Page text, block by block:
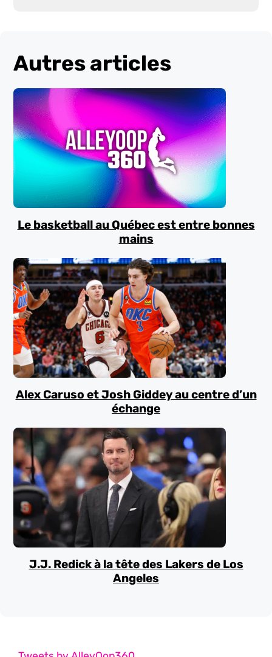
Autres articles
Le basketball au Québec est entre bonnes
mains
Alex Caruso et Josh Giddey au centre d’un
échange
J.J. Redick à la tête des Lakers de Los
Angeles